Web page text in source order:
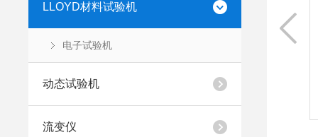
LLOYD材料试验机
电子试验机
动态试验机
流变仪
低的成本实现多数材料的性能测试，特殊设计
线导轨槽使单柱机型拥有如双柱机型一般的测
态，和超高刚度。兼容广泛的夹具、附件、引